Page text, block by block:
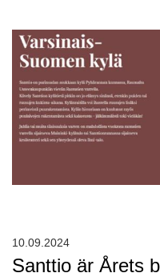
Santtio är Årets
10.09.2024